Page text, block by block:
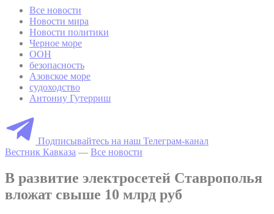
Все новости
Новости мира
Новости политики
Черное море
ООН
безопасность
Азовское море
судоходство
Антониу Гутерриш
Подписывайтесь на наш Телеграм-канал
Вестник Кавказа — Все новости
В развитие электросетей Ставрополья
вложат свыше 10 млрд руб